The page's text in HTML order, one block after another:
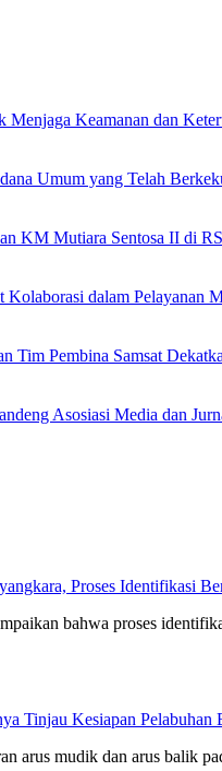
Keamanan dan
Umum yang Telah
KM Mutiara Sentosa II di
dalam Pelayanan
Tim Pembina Samsat
Asosiasi Media dan
Proses Identifikasi
bahwa proses
Tinjau Kesiapan
arus mudik dan arus balik